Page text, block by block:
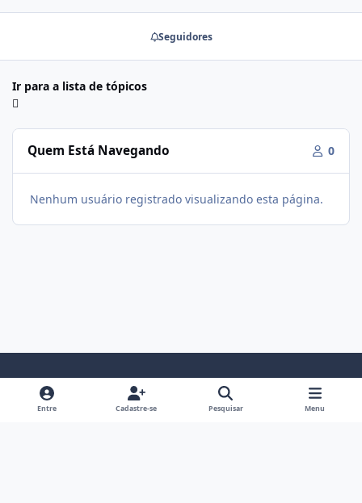
Seguidores
Ir para a lista de tópicos
Quem Está Navegando 0
Nenhum usuário registrado visualizando esta página.
Modo ClaroModo EscuroPreferência do Sistema
i
Entre Cadastre-se Pesquisar Menu